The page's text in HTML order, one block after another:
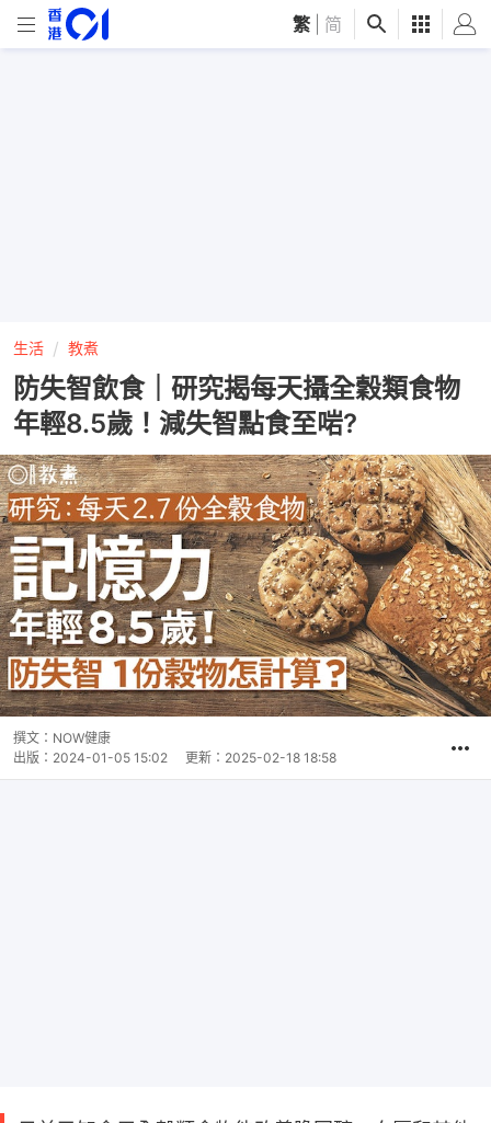
繁 简
生活 教煮
防失智飲食｜研究揭每天攝全穀類食物
年輕8.5歲！減失智點食至啱?
撰文： NOW健康
出版： 2024-01-05 15:02 更新： 2025-02-18 18:58